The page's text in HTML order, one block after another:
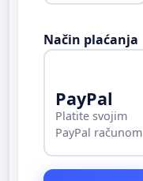
Način plaćanja
PayPal
Platite svojim
PayPal računom